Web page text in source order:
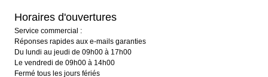
Horaires d'ouvertures
Service commercial :
Réponses rapides aux e-mails garanties
Du lundi au jeudi de 09h00 à 17h00
Le vendredi de 09h00 à 14h00
Fermé tous les jours fériés